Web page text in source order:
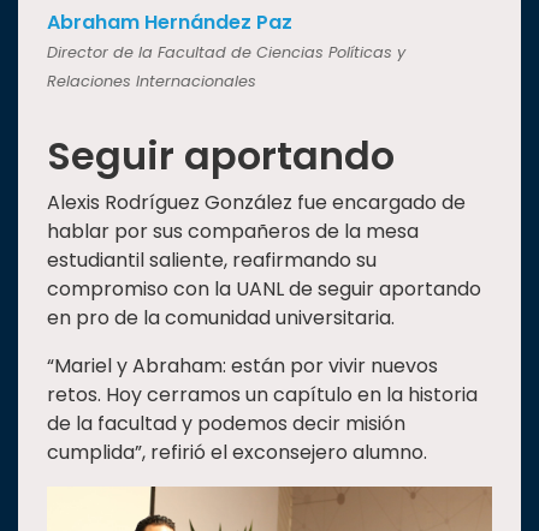
Abraham Hernández Paz
Director de la Facultad de Ciencias Políticas y
Relaciones Internacionales
Seguir aportando
Alexis Rodríguez González fue encargado de
hablar por sus compañeros de la mesa
estudiantil saliente, reafirmando su
compromiso con la UANL de seguir aportando
en pro de la comunidad universitaria.
“Mariel y Abraham: están por vivir nuevos
retos. Hoy cerramos un capítulo en la historia
de la facultad y podemos decir misión
cumplida”, refirió el exconsejero alumno.